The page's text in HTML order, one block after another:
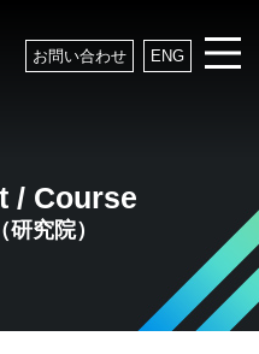
お問い合わせ ENG
/ Course
究院）